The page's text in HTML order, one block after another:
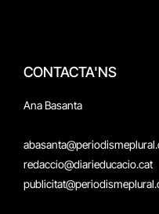
CONTACTA'NS
Ana Basanta
redaccio@diarieducacio.cat